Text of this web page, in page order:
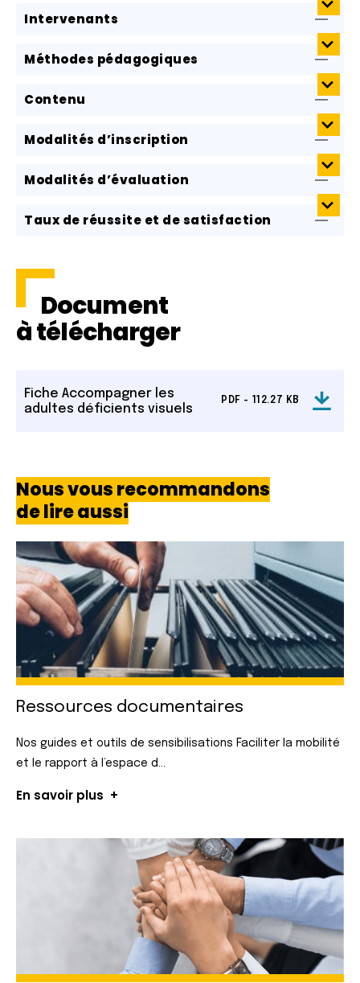
Intervenants
Méthodes pédagogiques
Contenu
Modalités d’inscription
Modalités d’évaluation
Taux de réussite et de satisfaction
Document
à télécharger
Fiche Accompagner les
adultes déficients visuels
PDF - 112.27 KB
Nous vous recommandons
de lire aussi
Ressources documentaires
Nos guides et outils de sensibilisations Faciliter la mobilité
et le rapport à l’espace d...
En savoir plus